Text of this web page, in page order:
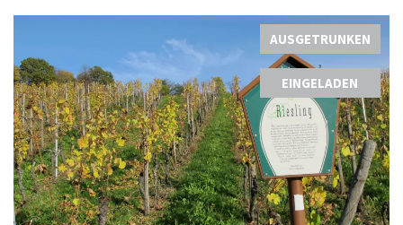
AUSGETRUNKEN
,
EINGELADEN